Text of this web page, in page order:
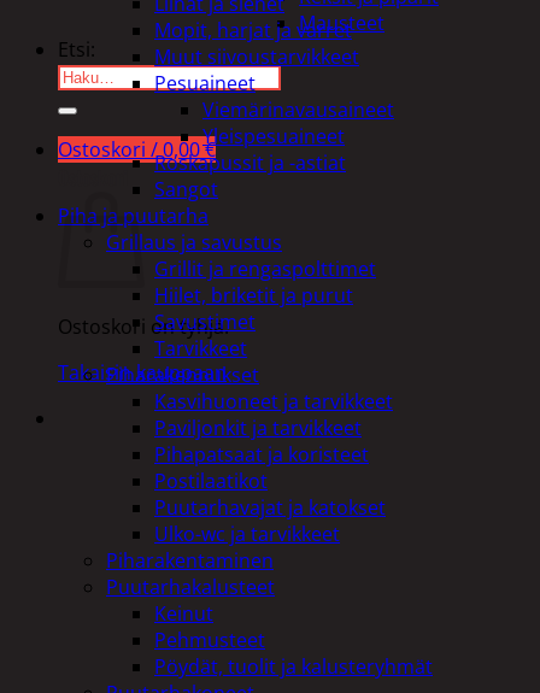
Mausteet
Etsi:
Ostoskori /0,00€
Ostoskori on tyhjä.
Takaisin kauppaan
Mopit, harjat ja varret
Muut siivoustarvikkeet
Pesuaineet
Viemärinavausaineet
Yleispesuaineet
Roskapussit ja -astiat
Sangot
Piha ja puutarha
Grillaus ja savustus
Grillit ja rengaspolttimet
Hiilet, briketit ja purut
Savustimet
Tarvikkeet
Piharakennukset
Kasvihuoneet ja tarvikkeet
Paviljonkit ja tarvikkeet
Pihapatsaat ja koristeet
Postilaatikot
Puutarhavajat ja katokset
Ulko-wc ja tarvikkeet
Piharakentaminen
Puutarhakalusteet
Keinut
Pehmusteet
Pöydät, tuolit ja kalusteryhmät